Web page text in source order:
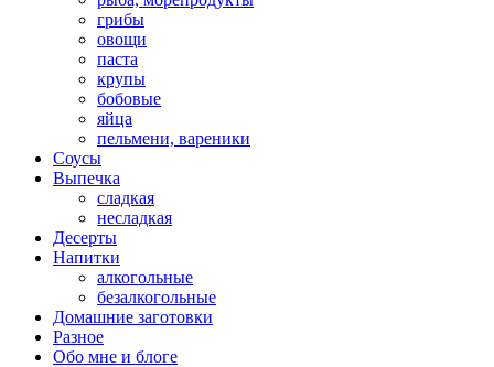
грибы
овощи
паста
крупы
бобовые
яйца
пельмени, вареники
Соусы
Выпечка
сладкая
несладкая
Десерты
Напитки
алкогольные
безалкогольные
Домашние заготовки
Разное
Обо мне и блоге